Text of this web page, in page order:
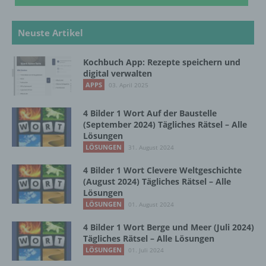
Neuste Artikel
Kochbuch App: Rezepte speichern und
digital verwalten
APPS 03. April 2025
4 Bilder 1 Wort Auf der Baustelle
(September 2024) Tägliches Rätsel – Alle
Lösungen
LÖSUNGEN 31. August 2024
4 Bilder 1 Wort Clevere Weltgeschichte
(August 2024) Tägliches Rätsel – Alle
Lösungen
LÖSUNGEN 01. August 2024
4 Bilder 1 Wort Berge und Meer (Juli 2024)
Tägliches Rätsel – Alle Lösungen
LÖSUNGEN 01. Juli 2024
Cookies / SessionStorage / LocalStorage
Die Internetseiten verwenden teilweise so
genannte Cookies, LocalStorage und
SessionStorage. Dies dient dazu, unser Angebot
nutzerfreundlicher, effektiver und sicherer zu
machen. Local Storage und SessionStorage ist
eine Technologie, mit welcher ihr Browser Daten
auf Ihrem Computer oder mobilen Gerät
abspeichert. Cookies sind Textdateien, welche
über einen Internetbrowser auf einem
Computersystem abgelegt und gespeichert
werden. Sie können die Verwendung von Cookies,
LocalStorage und SessionStorage durch
entsprechende Einstellung in Ihrem Browser